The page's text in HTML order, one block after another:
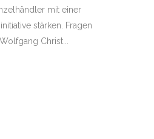
mit einer
stärken. Fragen
Christ...